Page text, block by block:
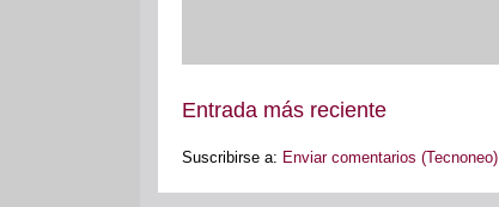
Entrada más reciente
Suscribirse a: Enviar comentarios (Tecnoneo)